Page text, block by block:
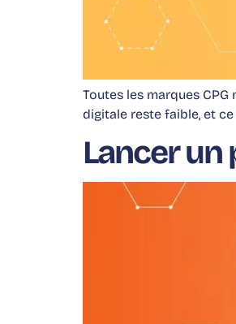
Toutes les marques
digitale reste faible, et
Lancer un